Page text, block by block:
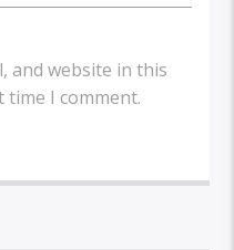
and website in this
I comment.